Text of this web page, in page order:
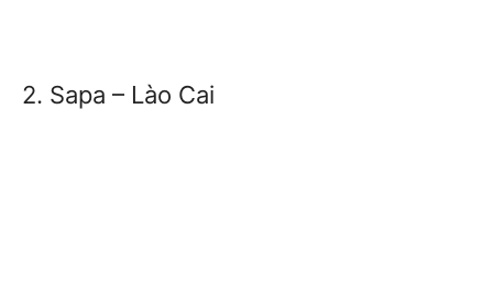
2. Sapa – Lào Cai